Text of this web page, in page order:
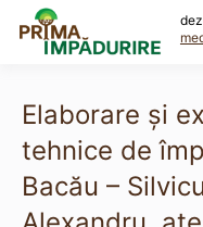
content
Elaborare și
tehnice de
Bacău –